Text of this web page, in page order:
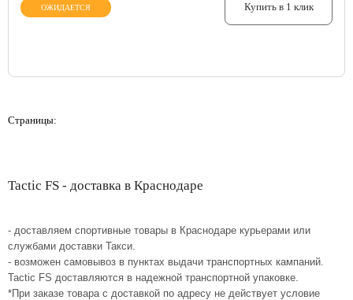
ОЖИДАЕТСЯ Купить в 1 клик
Страницы:
Tactic FS - доставка в Краснодаре
- доставляем спортивные товары в Краснодаре курьерами или
службами доставки Такси.
- возможен самовывоз в пунктах выдачи транспортных кампаний.
Tactic FS доставляются в надежной транспортной упаковке.
*При заказе товара с доставкой по адресу не действует условие